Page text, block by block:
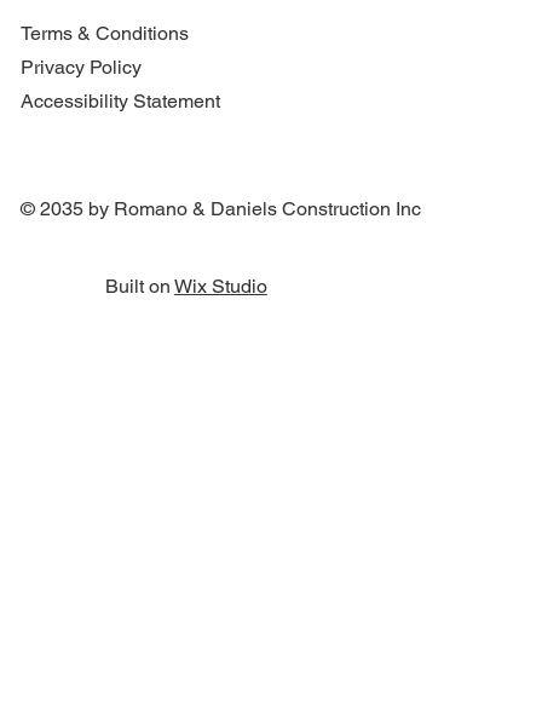
Terms & Conditions
Privacy Policy
Accessibility Statement
© 2035 by Romano & Daniels Construction Inc
Built on Wix Studio